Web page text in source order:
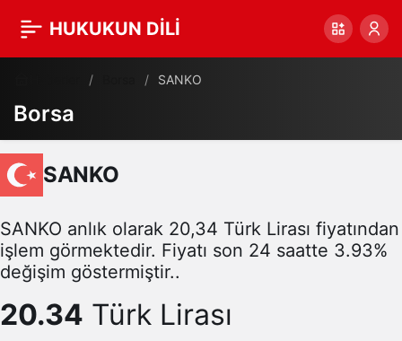
HUKUKUN DİLİ
SANKO
Borsa
SANKO
SANKO anlık olarak 20,34 Türk Lirası fiyatından
işlem görmektedir. Fiyatı son 24 saatte 3.93%
değişim göstermiştir..
20.34 Türk Lirası